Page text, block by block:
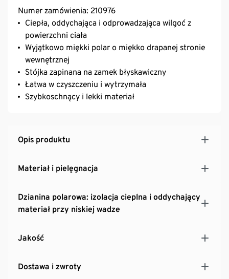
Numer zamówienia: 210976
Ciepła, oddychająca i odprowadzająca wilgoć z
powierzchni ciała
Wyjątkowo miękki polar o miękko drapanej stronie
wewnętrznej
Stójka zapinana na zamek błyskawiczny
Łatwa w czyszczeniu i wytrzymała
Szybkoschnący i lekki materiał
Opis produktu
Materiał i pielęgnacja
Dzianina polarowa: izolacja cieplna i oddychający
materiał przy niskiej wadze
Jakość
Dostawa i zwroty